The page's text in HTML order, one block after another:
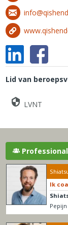
Lid van
LVNT
Ik